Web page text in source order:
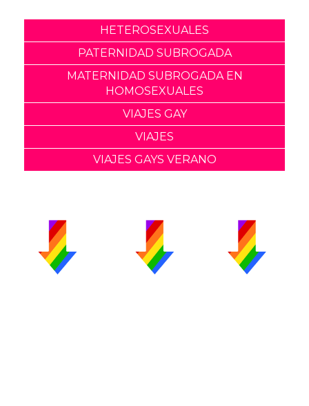
HETEROSEXUALES
PATERNIDAD SUBROGADA
MATERNIDAD SUBROGADA EN
HOMOSEXUALES
VIAJES GAY
VIAJES
VIAJES GAYS VERANO